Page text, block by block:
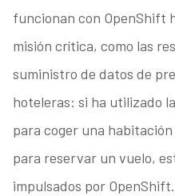
funcionan con OpenShift
misión crítica, como las
suministro de datos de
hoteleras: si ha utilizado
para coger una
para reservar un vuelo,
impulsados por OpenShift.